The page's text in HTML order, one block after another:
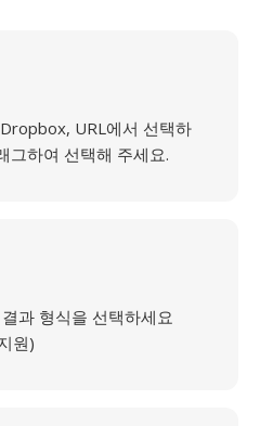
URL에서 선택하
그하여 선택해 주세요.
과 형식을 선택하세요
원)